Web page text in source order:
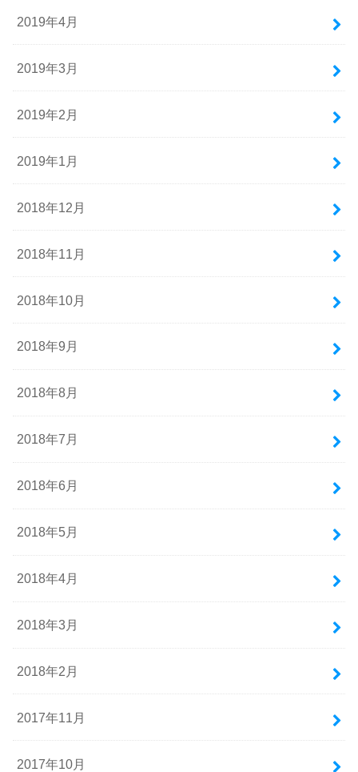
2019年4月
2019年3月
2019年2月
2019年1月
2018年12月
2018年11月
2018年10月
2018年9月
2018年8月
2018年7月
2018年6月
2018年5月
2018年4月
2018年3月
2018年2月
2017年11月
2017年10月